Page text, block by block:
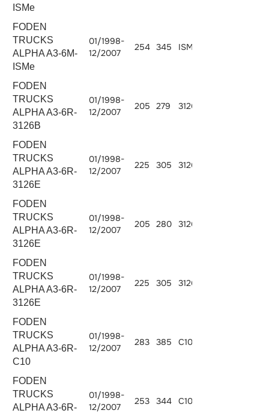
ISMe
FODEN
TRUCKS
ALPHA A3-6M-
ISMe
01/1998-
12/2007
254 345 ISMe 345
FODEN
TRUCKS
ALPHA A3-6R-
3126B
01/1998-
12/2007
205 279 3126B.275
FODEN
TRUCKS
ALPHA A3-6R-
3126E
01/1998-
12/2007
225 305 3126E.305
FODEN
TRUCKS
ALPHA A3-6R-
3126E
01/1998-
12/2007
205 280 3126E.280
FODEN
TRUCKS
ALPHA A3-6R-
3126E
01/1998-
12/2007
225 305 3126E.305
FODEN
TRUCKS
ALPHA A3-6R-
C10
01/1998-
12/2007
283 385 C10.380
FODEN
TRUCKS
ALPHA A3-6R-
01/1998-
12/2007
253 344 C10.340